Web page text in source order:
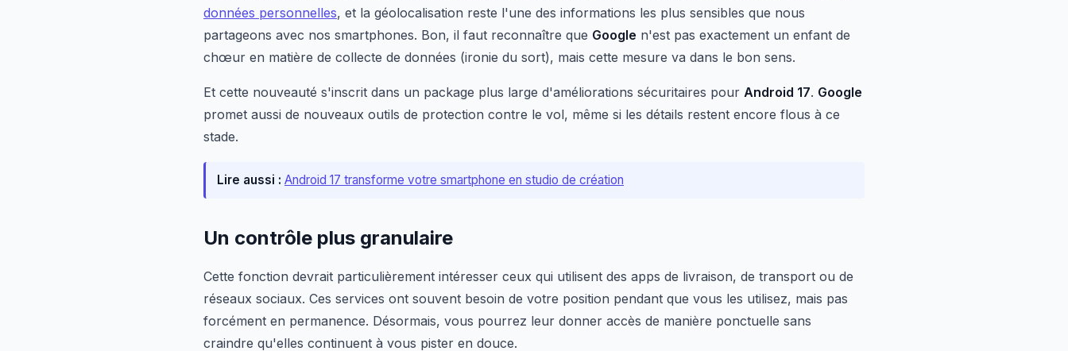
données personnelles, et la géolocalisation reste l'une des informations les plus sensibles que nous
partageons avec nos smartphones. Bon, il faut reconnaître que Google n'est pas exactement un enfant de
chœur en matière de collecte de données (ironie du sort), mais cette mesure va dans le bon sens.
Et cette nouveauté s'inscrit dans un package plus large d'améliorations sécuritaires pour Android 17. Google
promet aussi de nouveaux outils de protection contre le vol, même si les détails restent encore flous à ce
stade.
Lire aussi : Android 17 transforme votre smartphone en studio de création
Un contrôle plus granulaire
Cette fonction devrait particulièrement intéresser ceux qui utilisent des apps de livraison, de transport ou de
réseaux sociaux. Ces services ont souvent besoin de votre position pendant que vous les utilisez, mais pas
forcément en permanence. Désormais, vous pourrez leur donner accès de manière ponctuelle sans
craindre qu'elles continuent à vous pister en douce.